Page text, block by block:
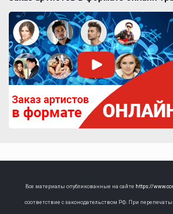
Все материалы опубликованные на сайте https://
соответствие с законодательством РФ. При